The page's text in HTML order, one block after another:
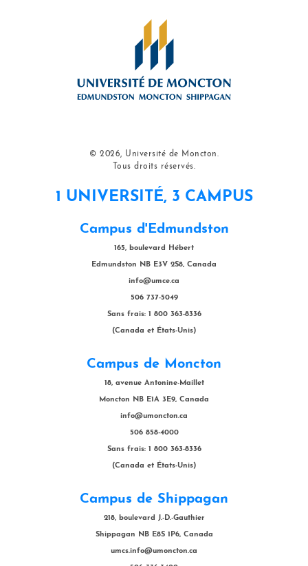
© 2026, Université de Moncton.
Tous droits réservés.
1 UNIVERSITÉ, 3 CAMPUS
Campus d'Edmundston
165, boulevard Hébert
Edmundston NB E3V 2S8, Canada
info@umce.ca
506 737-5049
Sans frais: 1 800 363-8336
(Canada et États-Unis)
Campus de Moncton
18, avenue Antonine-Maillet
Moncton NB E1A 3E9, Canada
info@umoncton.ca
506 858-4000
Sans frais: 1 800 363-8336
(Canada et États-Unis)
Campus de Shippagan
218, boulevard J.-D.-Gauthier
Shippagan NB E8S 1P6, Canada
umcs.info@umoncton.ca